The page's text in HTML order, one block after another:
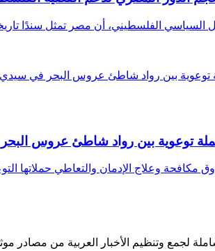
السياسي الفلسطيني، أن مصر تمثل سندًا
توعوية بين رواد شاطئ عروس
مكافحة وعلاج الإدمان والتعاطي حملاتها
لجمع وتنظيم الأخبار العربية من مصادر